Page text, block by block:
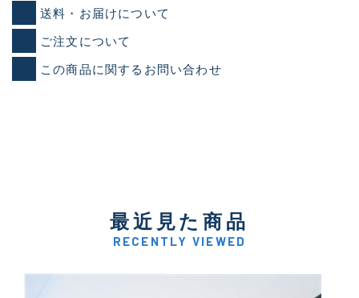
送料・お届けについて
ご注文について
この商品に関するお問い合わせ
最近見た商品
RECENTLY VIEWED